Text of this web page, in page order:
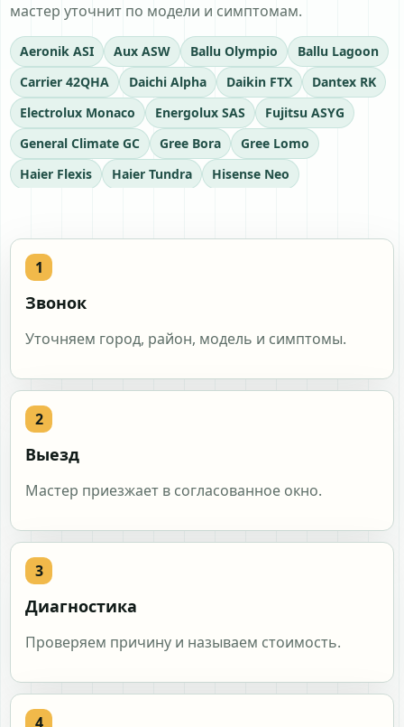
мастер уточнит по модели и симптомам.
Aeronik ASI Aux ASW Ballu Olympio
Ballu Lagoon
Carrier 42QHA
Daichi Alpha Daikin FTX
Dantex RK
Electrolux Monaco
Energolux SAS
Fujitsu ASYG
General Climate GC
Gree Bora
Gree Lomo
Haier Flexis
Haier Tundra
Hisense Neo
LG Dual Inverter
MDV Aurora
Midea Blanc
Midea Mission
Mitsubishi Heavy SRK
Звонок
Уточняем город, район, модель и симптомы.
Выезд
Мастер приезжает в согласованное окно.
Диагностика
Проверяем причину и называем стоимость.